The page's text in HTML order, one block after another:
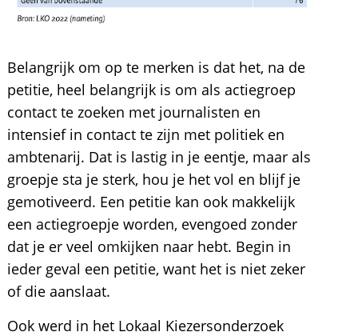
Belangrijk om op te merken is dat het, na de
petitie, heel belangrijk is om als actiegroep
contact te zoeken met journalisten en
intensief in contact te zijn met politiek en
ambtenarij. Dat is lastig in je eentje, maar als
groepje sta je sterk, hou je het vol en blijf je
gemotiveerd. Een petitie kan ook makkelijk
een actiegroepje worden, evengoed zonder
dat je er veel omkijken naar hebt. Begin in
ieder geval een petitie, want het is niet zeker
of die aanslaat.
Ook werd in het Lokaal Kiezersonderzoek